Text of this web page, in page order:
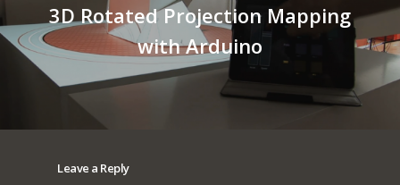
3D Rotated Projection Mapping
with Arduino
Leave a Reply